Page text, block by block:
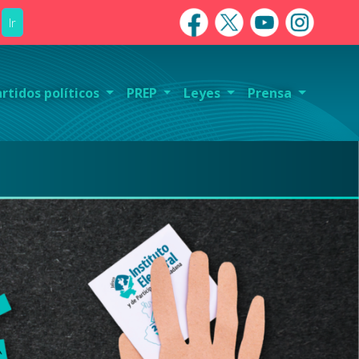
Ir
políticos PREP Leyes Prensa